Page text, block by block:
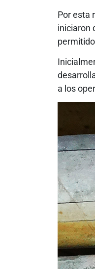
Por esta
iniciaron
a los